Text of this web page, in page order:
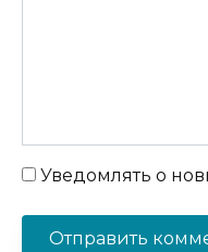
Уведомлять о